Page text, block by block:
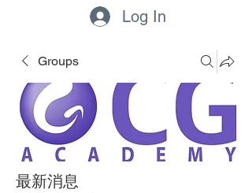
Log In
Groups
最新消息